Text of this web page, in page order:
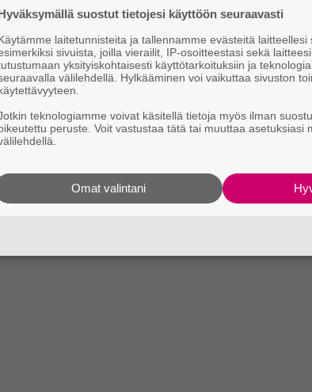
sävy ei jää huomiotta. Supervaalean värin
suostut tietojesi käyttöön seuraavasti
laitetunnisteita ja tallennamme evästeitä laitteellesi
sivuista, joilla vierailit, IP-osoitteestasi sekä
yksityiskohtaisesti käyttötarkoituksiin ja
välilehdellä. Hylkääminen voi vaikuttaa sivuston
teknologiamme voivat käsitellä tietoja myös ilman
peruste. Voit vastustaa tätä tai muuttaa asetuksiasi
Omat valintani